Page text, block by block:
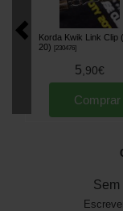
Korda Kwik Link Clip
20) [230476]
5 90€
Comprar
Sem